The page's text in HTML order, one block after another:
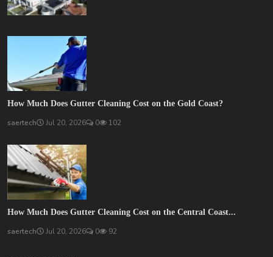
How Much Does Gutter Cleaning Cost on the Gold Coast?
saertech Jul 20, 2026 0 102
How Much Does Gutter Cleaning Cost on the Central Coast...
saertech Jul 20, 2026 0 92